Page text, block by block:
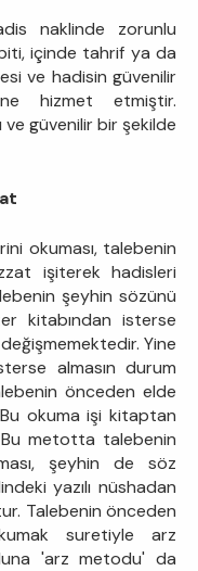
naklinde zorunlu
içinde tahrif ya da
ve hadisin güvenilir
hizmet etmiştir.
güvenilir bir şekilde
okuması, talebenin
işiterek hadisleri
şeyhin sözünü
kita­bından isterse
Yine
almasın durum
önceden elde
okuma işi kitaptan
metotta talebenin
şey­hin de söz
yazılı nüshadan
Talebenin önceden
suretiyle arz
'arz metodu' da